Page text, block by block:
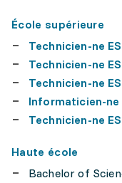
École supérieure
Technicien-ne
Technicien-ne
Technicien-ne
Informaticien-ne
Technicien-ne
Haute école
Bachelor of